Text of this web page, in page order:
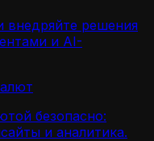
внедряйте решения
и AI-
безопасно:
и аналитика.